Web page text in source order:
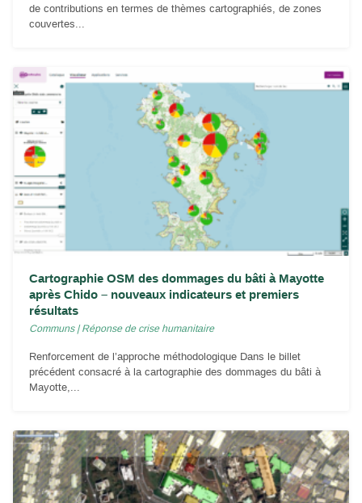
de contributions en termes de thèmes cartographiés, de zones
couvertes...
Cartographie OSM des dommages du bâti à Mayotte
après Chido – nouveaux indicateurs et premiers
résultats
Communs|Réponse de crise humanitaire
Renforcement de l’approche méthodologique Dans le billet
précédent consacré à la cartographie des dommages du bâti à
Mayotte,...